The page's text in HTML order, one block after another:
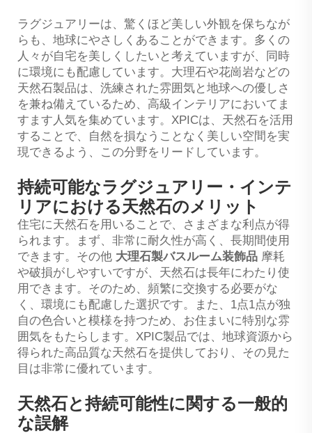
ラグジュアリーは、驚くほど美しい外観を保ちなが
らも、地球にやさしくあることができます。多くの
人々が自宅を美しくしたいと考えていますが、同時
に環境にも配慮しています。大理石や花崗岩などの
天然石製品は、洗練された雰囲気と地球への優しさ
を兼ね備えているため、高級インテリアにおいてま
すます人気を集めています。XPICは、天然石を活用
することで、自然を損なうことなく美しい空間を実
現できるよう、この分野をリードしています。
持続可能なラグジュアリー・インテ
リアにおける天然石のメリット
住宅に天然石を用いることで、さまざまな利点が得
られます。まず、非常に耐久性が高く、長期間使用
できます。その他 大理石製バスルーム装飾品 摩耗
や破損がしやすいですが、天然石は長年にわたり使
用できます。そのため、頻繁に交換する必要がな
く、環境にも配慮した選択です。また、1点1点が独
自の色合いと模様を持つため、お住まいに特別な雰
囲気をもたらします。XPIC製品では、地球資源から
得られた高品質な天然石を提供しており、その見た
目は非常に優れています。
天然石と持続可能性に関する一般的
な誤解